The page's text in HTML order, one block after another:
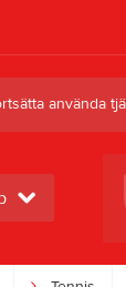
använda
2